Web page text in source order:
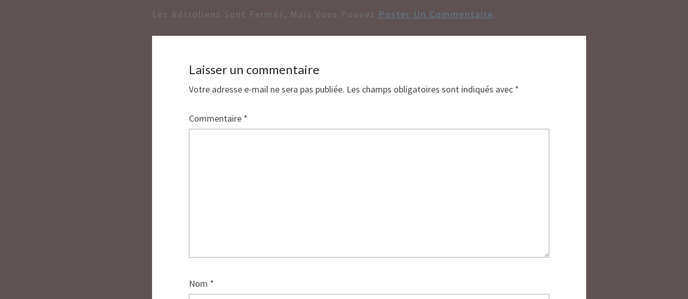
Les Rétroliens Sont Fermés, Mais Vous Pouvez Poster Un Commentaire.
Laisser un commentaire
Votre adresse e-mail ne sera pas publiée. Les champs obligatoires sont indiqués avec *
Commentaire *
Nom *